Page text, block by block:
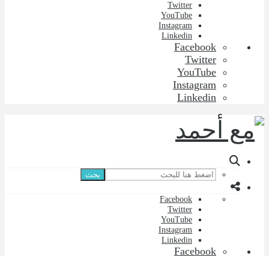
Twitter
YouTube
Instagram
Linkedin
Facebook
Twitter
YouTube
Instagram
Linkedin
بحث
Facebook
Twitter
YouTube
Instagram
Linkedin
Facebook